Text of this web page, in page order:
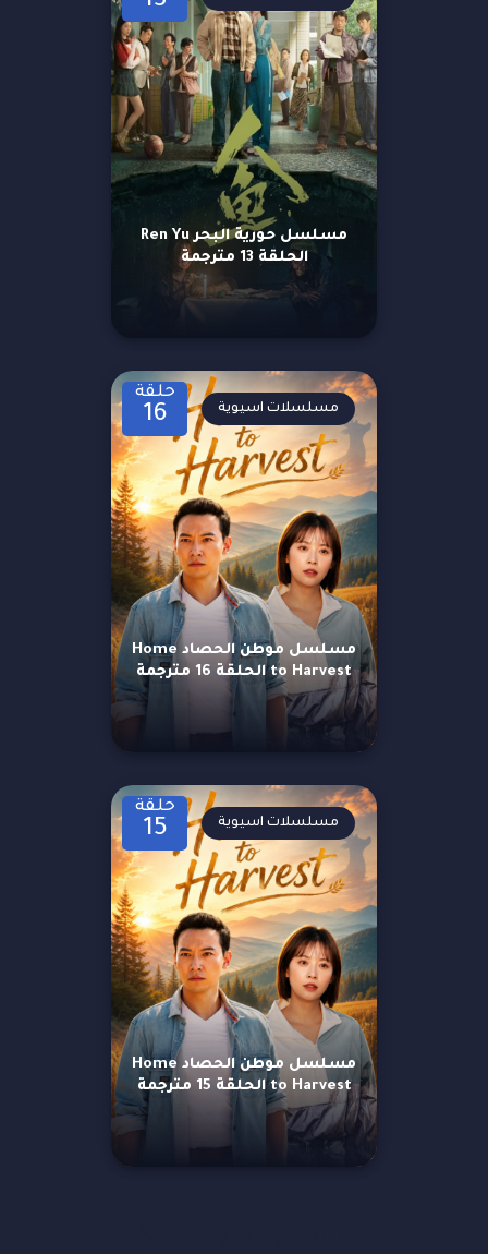
مسلسل حورية البحر Ren Yu
الحلقة 13 مترجمة
حلقة
16
مسلسل موطن الحصاد Home
to Harvest الحلقة 16 مترجمة
مسلسلات اسيوية
حلقة
15
مسلسل موطن الحصاد Home
to Harvest الحلقة 15 مترجمة
مسلسلات اسيوية